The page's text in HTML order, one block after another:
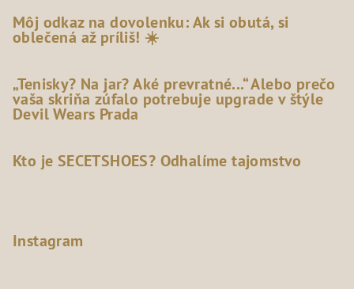
Môj odkaz na dovolenku: Ak si obutá, si
oblečená až príliš! ☀️
„Tenisky? Na jar? Aké prevratné...“ Alebo prečo
vaša skriňa zúfalo potrebuje upgrade v štýle
Devil Wears Prada
Kto je SECETSHOES? Odhalíme tajomstvo
Instagram